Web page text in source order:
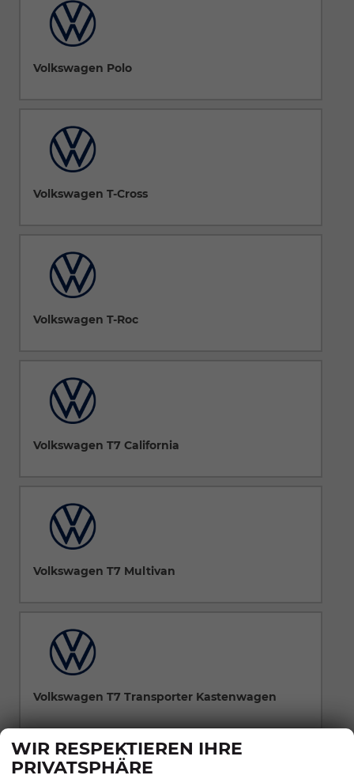
Volkswagen Polo
Volkswagen T-Cross
Volkswagen T-Roc
Volkswagen T7 California
Volkswagen T7 Multivan
Volkswagen T7 Transporter Kastenwagen
WIR RESPEKTIEREN IHRE
PRIVATSPHÄRE